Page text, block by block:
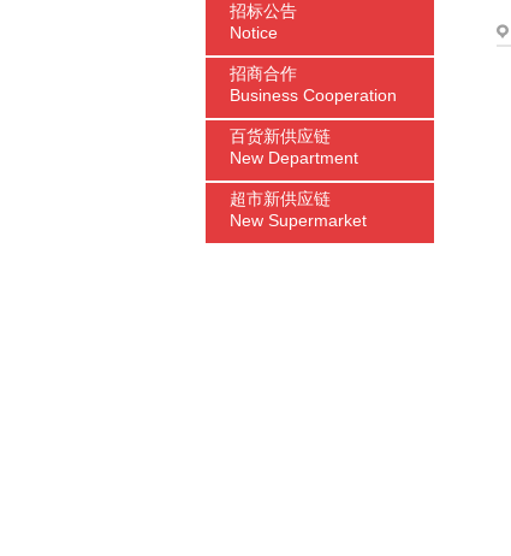
招标公告
Notice
招商合作
Business Cooperation
百货新供应链
New Department
超市新供应链
New Supermarket